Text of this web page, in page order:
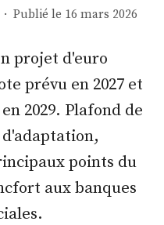
Publié le 16 mars 2026
projet d'euro
prévu en 2027 et
2029. Plafond de
points du
aux banques